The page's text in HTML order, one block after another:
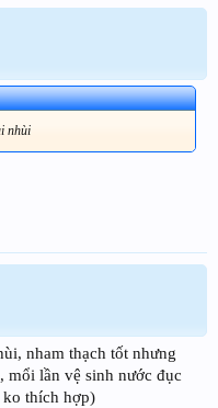
nhùi
nham thạch tốt nhưng
mổi lần vệ sinh nước đục
ko thích hợp)